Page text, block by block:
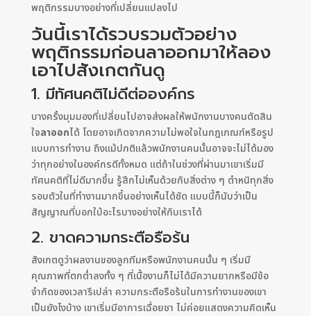
พฤติกรรมบางอย่างที่เปลี่ยนแปลงไป
วันนี้เราได้รวบรวมตัวอย่าง
พฤติกรรมก่อนลาออกมาให้ลอง
เอาไปสังเกตกันดู
1. มีทัศนคติไม่ดีต่อองค์กร
บางครั้งมุมมองที่เปลี่ยนไปอาจส่งผลให้พนักงานบางคนตัดสิน
ใจลาออกได้ โดยอาจเกิดจากความไม่พอใจในกฎเกณฑ์หรือรูป
แบบการทำงาน ถึงแม้ปกติแล้วพนักงานคนนั้นอาจจะไม่ได้มอง
ว่าทุกอย่างในองค์กรดีทั้งหมด แต่ถ้าในช่วงที่ผ่านมาเขาเริ่มมี
ทัศนคติที่ไม่ดีมากขึ้น รู้สึกไม่เห็นด้วยกับสิ่งต่าง ๆ ตำหนิทุกสิ่ง
รอบตัวในที่ทำงานมากขึ้นอย่างเห็นได้ชัด แบบนี้ก็นับว่าเป็น
สัญญาณที่บอกใบ้อะไรบางอย่างให้กับเราได้
2. ขาดความกระตือรือร้น
สังเกตดูว่าผลงานของลูกทีมหรือพนักงานคนนั้น ๆ เริ่มมี
คุณภาพที่ตกต่ำลงทั้ง ๆ ที่เนื้องานก็ไม่ได้มีความยากหรือมีข้อ
จำกัดของเวลารึเปล่า ความกระตือรือร้นในการทำงานของเขา
เป็นยังไงบ้าง เขาเริ่มมีอาการเฉื่อยชา ไม่ค่อยแสดงความคิดเห็น